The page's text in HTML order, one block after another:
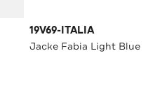
19V69-ITALIA
Jacke Fabia Light Blue